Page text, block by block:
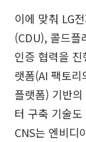
이에 맞춰 LG
(CDU), 콜드플
인증 협력을
랫폼(AI 팩토리
플랫폼) 기반
터 구축 기술
CNS는 엔비디